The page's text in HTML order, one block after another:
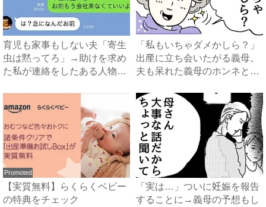
育児も家事もしない夫「寄生
虫は黙ってろ」→助けを求め
た私が連絡をしたある人物と
「私もいちゃダメかしら？」
出産に立ち会いたがる義母。
夫も呆れた義母のホンネと
Promoted
【実質無料】らくらくベビー
の特典をチェック
「実は…」ついに妊娠を報告
することに→義母の予想もし